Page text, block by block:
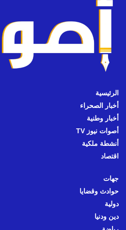
الرئيسية
أخبار الصحراء
أخبار وطنية
أصوات نيوز TV
أنشطة ملكية
اقتصاد
جهات
حوادث وقضايا
دولية
دين ودنيا